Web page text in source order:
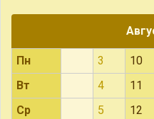
Пн 3 10
Вт
4 11
Ср
5 12